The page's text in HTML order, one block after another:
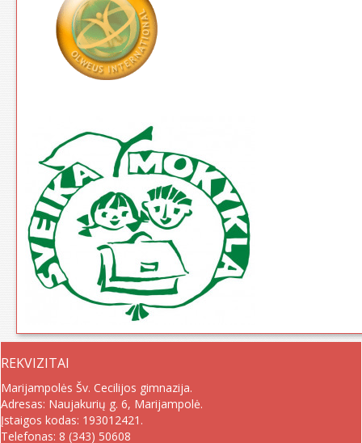
REKVIZITAI
Marijampolės Šv. Cecilijos gimnazija.
Adresas: Naujakurių g. 6, Marijampolė.
Įstaigos kodas: 193012421.
Telefonas: 8 (343) 50608